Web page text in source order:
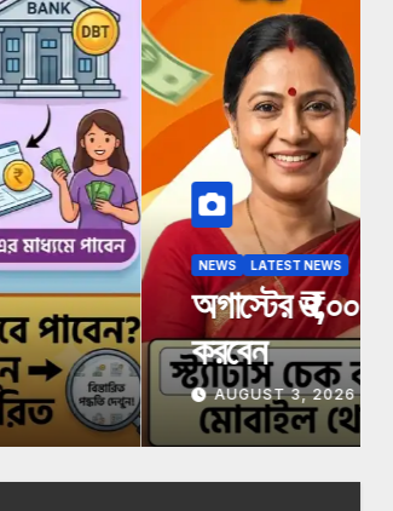
কীভাবে স্ট্যাটাস চেক